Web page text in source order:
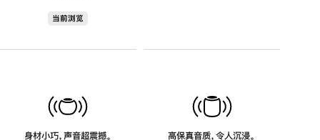
当前浏览
身材小巧，声音超震撼。 高保真音质，令人沉浸。